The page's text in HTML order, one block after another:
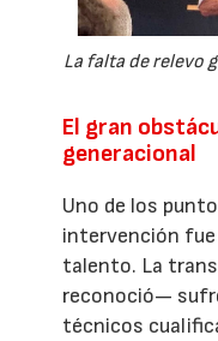
La falta de relevo
El gran
generacional
Uno de los
intervención
talento. La
reconoció—
técnicos